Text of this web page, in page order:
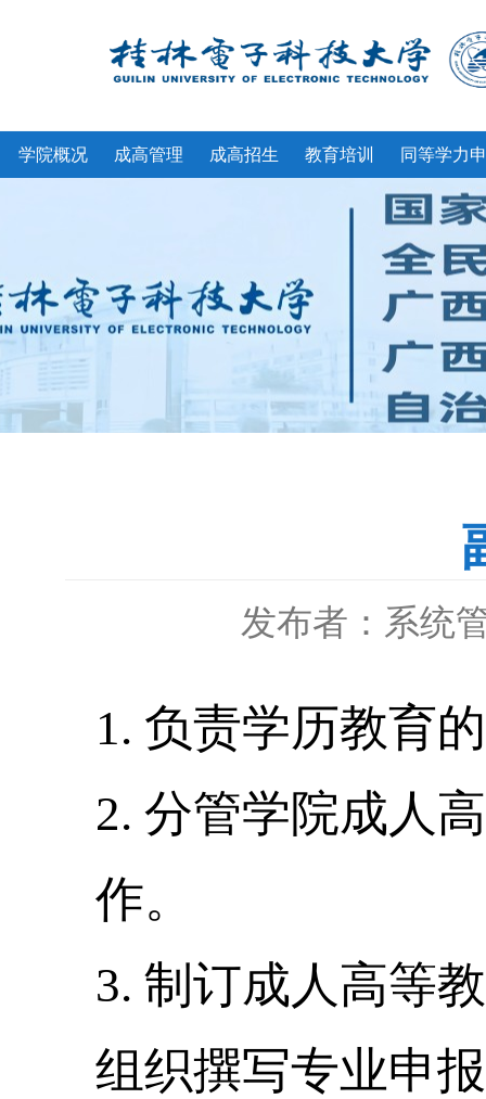
学院概况 成高管理 成高招生 教育培训 同等学力
发布者：系统
1. 负责学历教育
2. 分管学院成人
作。
3. 制订成人高等
组织撰写专业申